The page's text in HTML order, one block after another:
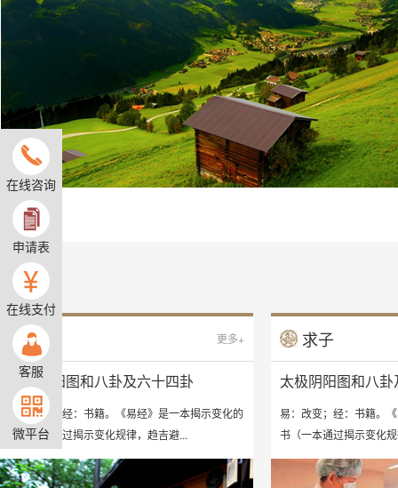
祈福 更多+
太极阴阳图和八卦及六十四卦
易：改变；经：书籍。《易经》是一本揭示变化的
书（一本通过揭示变化规律，趋吉避...
求子
太极阴阳图和八卦
易：改变；经：书籍。
书（一本通过揭示变化
在线咨询
申请表
在线支付
客服
微平台